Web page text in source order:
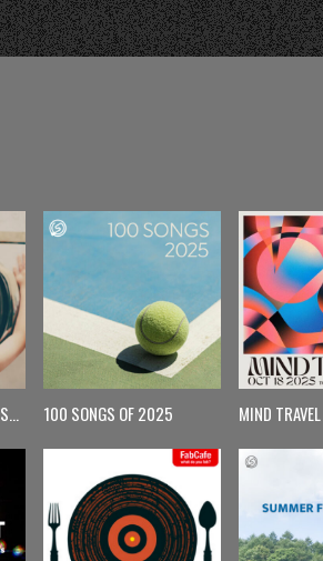
【月曜更新】Monday Spin 100 SONGS OF 2025 MIND TRAVEL